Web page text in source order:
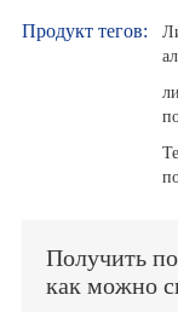
Продукт тегов:
Получить
как можно